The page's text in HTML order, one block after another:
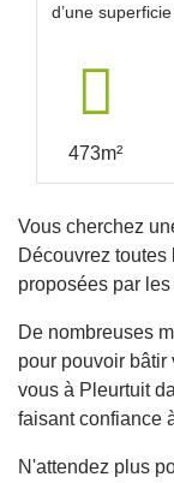
d’une superficie
473m²
Vous cherchez
Découvrez
proposées par
De nombreuses
pour pouvoir bâtir
vous à Pleurtuit
faisant confiance
N'attendez plus